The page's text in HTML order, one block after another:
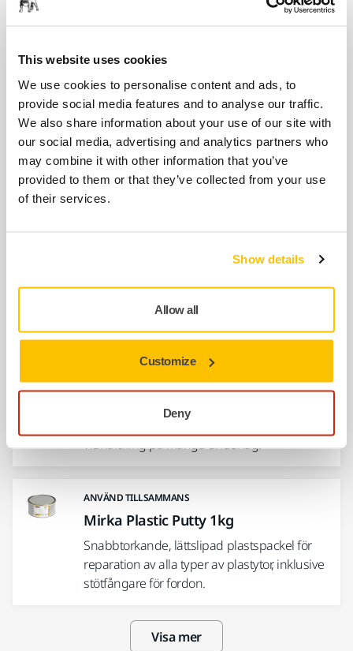
This website uses cookies
We use cookies to personalise content and ads, to
provide social media features and to analyse our traffic.
We also share information about your use of our site with
our social media, advertising and analytics partners who
may combine it with other information that you’ve
provided to them or that they’ve collected from your use
of their services.
Show details
Allow all
Customize
Deny
ANVÄND TILLSAMMANS
Mirka Multi Putty 1,8kg
Lättapplicerat universalspackel som
bibehåller sina egenskaper även i lägre
temperaturer.
Multifunktionell och mångsidig produkt med
utmärkta fyllningsegenskaper och utmärkt
ANVÄND TILLSAMMANS
Mirka Fiber Putty 1,6kg
Lätt att blanda glasfiber och
polyesterspackel för reparation. Utmärkt
vidhäftning på många underlag.
ANVÄND TILLSAMMANS
Mirka Plastic Putty 1kg
Snabbtorkande, lättslipad plastspackel för
reparation av alla typer av plastytor, inklusive
stötfångare för fordon.
Visa mer